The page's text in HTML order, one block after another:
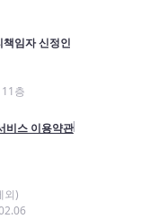
임자 신정인
층
비스 이용약관
외)